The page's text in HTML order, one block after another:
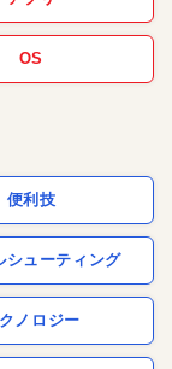
OS
便利技
シューティング
ノロジー